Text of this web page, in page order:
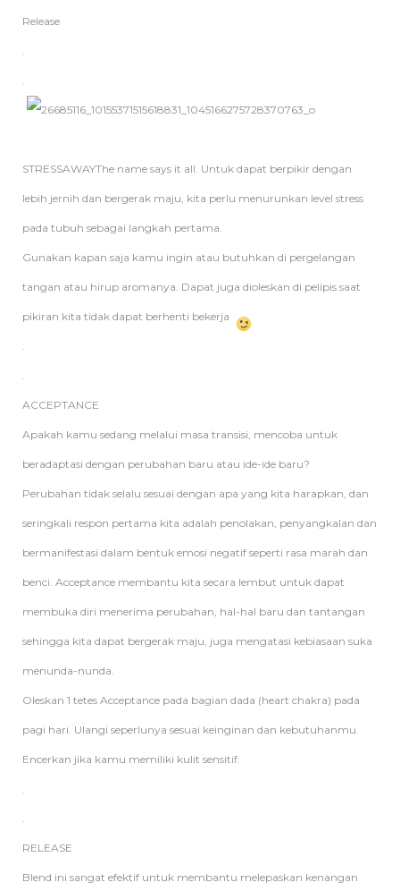
Release
.
.
STRESSAWAYThe name says it all. Untuk dapat berpikir dengan
lebih jernih dan bergerak maju, kita perlu menurunkan level stress
pada tubuh sebagai langkah pertama.
Gunakan kapan saja kamu ingin atau butuhkan di pergelangan
tangan atau hirup aromanya. Dapat juga dioleskan di pelipis saat
pikiran kita tidak dapat berhenti bekerja
.
.
ACCEPTANCE
Apakah kamu sedang melalui masa transisi, mencoba untuk
beradaptasi dengan perubahan baru atau ide-ide baru?
Perubahan tidak selalu sesuai dengan apa yang kita harapkan, dan
seringkali respon pertama kita adalah penolakan, penyangkalan dan
bermanifestasi dalam bentuk emosi negatif seperti rasa marah dan
benci. Acceptance membantu kita secara lembut untuk dapat
membuka diri menerima perubahan, hal-hal baru dan tantangan
sehingga kita dapat bergerak maju, juga mengatasi kebiasaan suka
menunda-nunda.
Oleskan 1 tetes Acceptance pada bagian dada (heart chakra) pada
pagi hari. Ulangi seperlunya sesuai keinginan dan kebutuhanmu.
Encerkan jika kamu memiliki kulit sensitif.
.
.
RELEASE
Blend ini sangat efektif untuk membantu melepaskan kenangan